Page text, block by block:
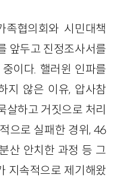
족협의회와 시민대책
앞두고 진정조사서를
이다. 핼러윈 인파를
지 않은 이유, 압사참
살하고 거짓으로 처리
으로 실패한 경위, 46
산 안치한 과정 등 그
지속적으로 제기해왔